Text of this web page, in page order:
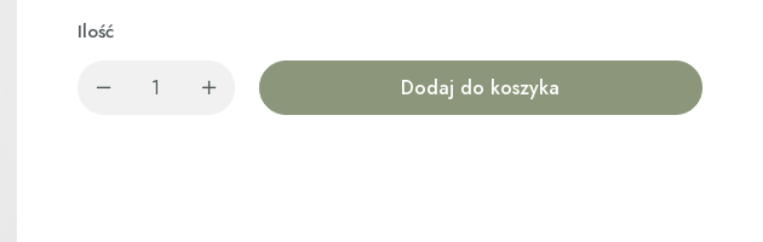
Ilość
Dodaj do koszyka